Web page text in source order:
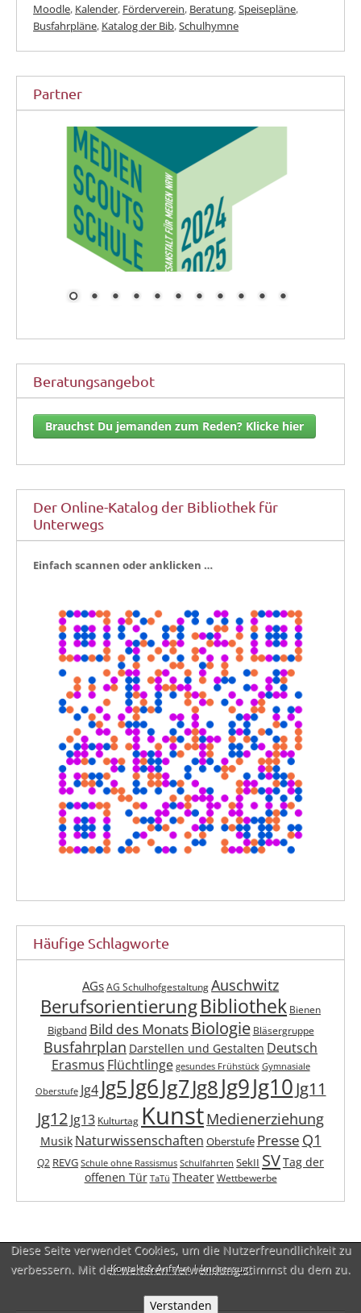
Moodle, Kalender, Förderverein, Beratung,Speisepläne,
Busfahrpläne, Katalog der Bib,Schulhymne
Partner
Beratungsangebot
Brauchst Du jemanden zum Reden? Klicke hier
Der Online-Katalog der Bibliothek für
Unterwegs
Ein­fach scan­nen oder anklicken …
Häufige Schlagworte
AGs AG Schulhofgestaltung Auschwitz
BerufsorientierungBibliothek Bienen
Bigband Bild des Monats Biologie Bläsergruppe
Busfahrplan Darstellen und Gestalten Deutsch
Erasmus Flüchtlinge gesundes Frühstück Gymnasiale
Oberstufe Jg4 Jg5Jg6Jg7Jg8Jg9Jg10Jg11
Jg12Jg13 Kulturtag KunstMedienerziehung
Musik Naturwissenschaften Oberstufe Presse Q1
Q2 REVG Schule ohne Rassismus Schulfahrten SekII SVTag der
offenen Tür TaTü Theater Wettbewerbe
Kontakt & Anfahrt|Impressum
Diese Seite verwendet Cookies, um die Nutzerfreundlichkeit zu
verbessern. Mit der weiteren Verwendung stimmst du dem zu.
Verstanden